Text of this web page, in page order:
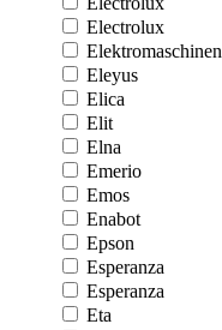
Electrolux
Elektromaschinen
Eleyus
Elica
Elit
Elna
Emerio
Emos
Enabot
Epson
Esperanza
Esperanza
Eta